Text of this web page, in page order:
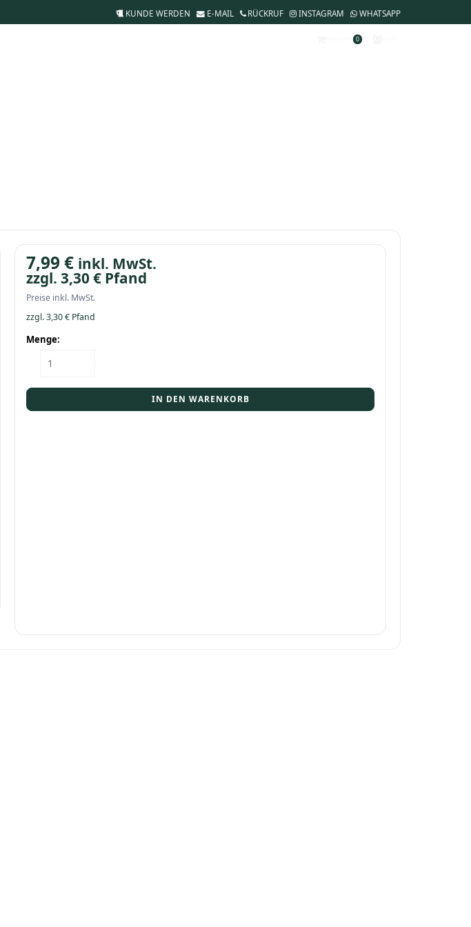
KUNDE WERDEN E-MAIL RÜCKRUF INSTAGRAM WHATSAPP
0
7,99 € inkl. MwSt.
zzgl. 3,30 € Pfand
Preise inkl. MwSt.
zzgl.3,30€ Pfand
Menge:
Kasten
Rheinfels
12/0,5
IN DEN WARENKORB